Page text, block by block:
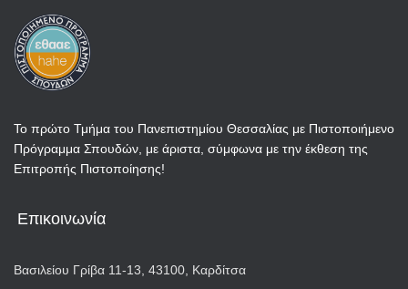
Το πρώτο Τμήμα του Πανεπιστημίου Θεσσαλίας με Πιστοποιήμενο
Πρόγραμμα Σπουδών, με άριστα, σύμφωνα με την έκθεση της
Επιτροπής Πιστοποίησης!
Επικοινωνία
Βασιλείου Γρίβα 11-13, 43100, Καρδίτσα